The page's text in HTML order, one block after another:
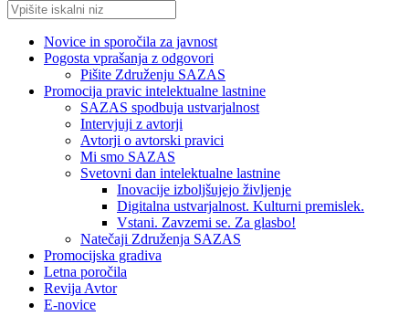
Novice in sporočila za javnost
Pogosta vprašanja z odgovori
Pišite Združenju SAZAS
Promocija pravic intelektualne lastnine
SAZAS spodbuja ustvarjalnost
Intervjuji z avtorji
Avtorji o avtorski pravici
Mi smo SAZAS
Svetovni dan intelektualne lastnine
Inovacije izboljšujejo življenje
Digitalna ustvarjalnost. Kulturni premislek.
Vstani. Zavzemi se. Za glasbo!
Natečaji Združenja SAZAS
Promocijska gradiva
Letna poročila
Revija Avtor
E-novice